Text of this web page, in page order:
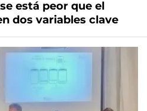
está peor que el
dos variables clave